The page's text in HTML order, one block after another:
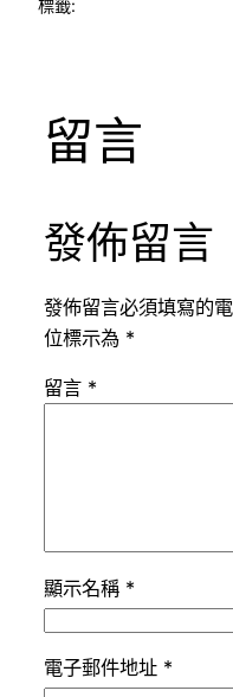
標籤:
留言
發佈留言
發佈留言必須填寫的
位標示為 *
留言 *
顯示名稱 *
電子郵件地址 *